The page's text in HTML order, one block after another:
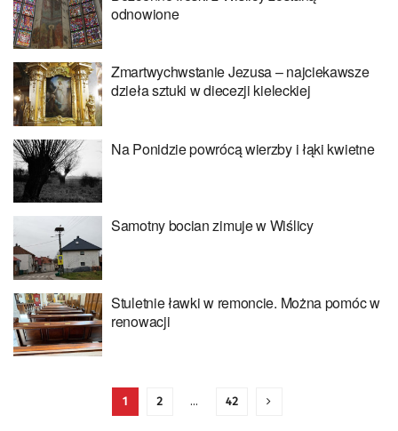
odnowione
Zmartwychwstanie Jezusa – najciekawsze
dzieła sztuki w diecezji kieleckiej
Na Ponidzie powrócą wierzby i łąki kwietne
Samotny bocian zimuje w Wiślicy
Stuletnie ławki w remoncie. Można pomóc w
renowacji
1 2 … 42